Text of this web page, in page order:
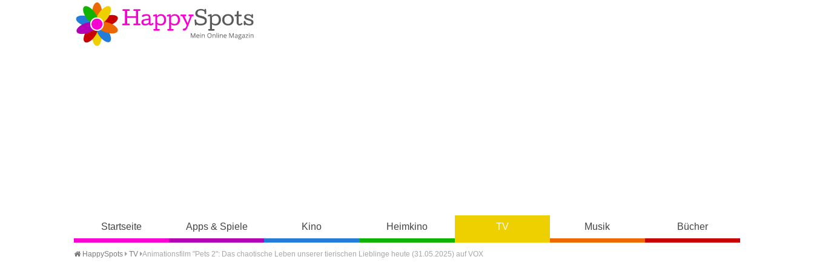
Startseite Apps & Spiele Kino Heimkino TV Musik Bücher
HappySpots TV Animationsfilm "Pets 2": Das chaotische Leben unserer tierischen Lieblinge heute (31.05.2025) auf VOX